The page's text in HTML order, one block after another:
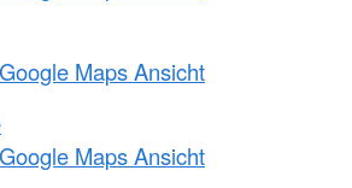
Maps Ansicht
Maps Ansicht